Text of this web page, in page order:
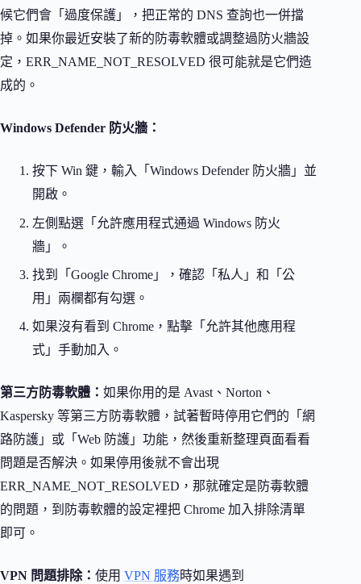
候它們會「過度保護」，把正常的 DNS 查詢也一併擋
掉。如果你最近安裝了新的防毒軟體或調整過防火牆設
定，ERR_NAME_NOT_RESOLVED 很可能就是它們造
成的。
Windows Defender 防火牆：
按下 Win 鍵，輸入「Windows Defender 防火牆」並
開啟。
左側點選「允許應用程式通過 Windows 防火
牆」。
找到「Google Chrome」，確認「私人」和「公
用」兩欄都有勾選。
如果沒有看到 Chrome，點擊「允許其他應用程
式」手動加入。
第三方防毒軟體： 如果你用的是 Avast、Norton、
Kaspersky 等第三方防毒軟體，試著暫時停用它們的「網
路防護」或「Web 防護」功能，然後重新整理頁面看看
問題是否解決。如果停用後就不會出現
ERR_NAME_NOT_RESOLVED，那就確定是防毒軟體
的問題，到防毒軟體的設定裡把 Chrome 加入排除清單
即可。
VPN 問題排除： 使用 VPN 服務時如果遇到